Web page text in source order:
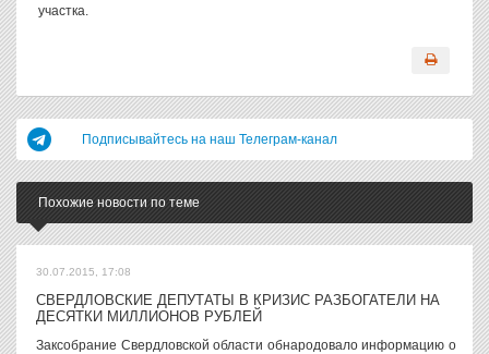
участка.
Подписывайтесь на наш Телеграм-канал
Похожие новости по теме
30.07.2015, 17:08
СВЕРДЛОВСКИЕ ДЕПУТАТЫ В КРИЗИС РАЗБОГАТЕЛИ НА
ДЕСЯТКИ МИЛЛИОНОВ РУБЛЕЙ
Заксобрание Свердловской области обнародовало информацию о